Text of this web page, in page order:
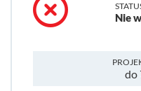
Nie
do